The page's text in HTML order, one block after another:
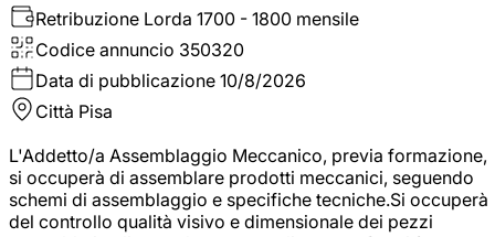
Retribuzione Lorda 1700 - 1800 mensile
Codice annuncio 350320
Data di pubblicazione 10/8/2026
Città Pisa
L'Addetto/a Assemblaggio Meccanico, previa formazione,
si occuperà di assemblare prodotti meccanici, seguendo
schemi di assemblaggio e specifiche tecniche.Si occuperà
del controllo qualità visivo e dimensionale dei pezzi